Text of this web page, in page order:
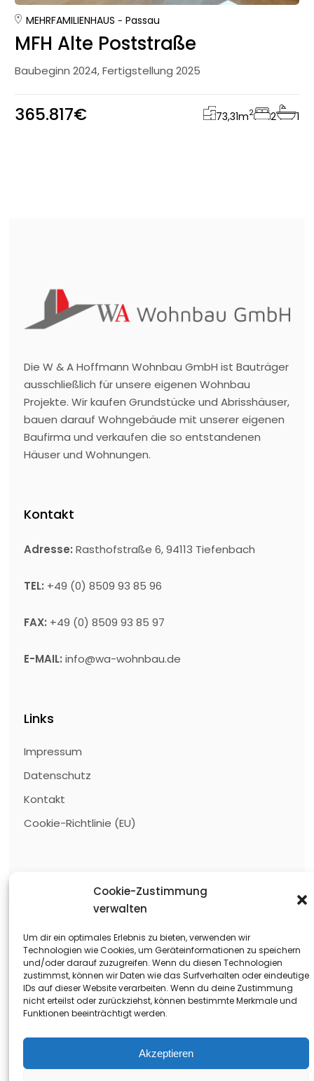
Cookie-Zustimmung
verwalten
Um dir ein optimales Erlebnis zu bieten, verwenden wir
Technologien wie Cookies, um Geräteinformationen zu speichern
und/oder darauf zuzugreifen. Wenn du diesen Technologien
zustimmst, können wir Daten wie das Surfverhalten oder eindeutige
IDs auf dieser Website verarbeiten. Wenn du deine Zustimmung
nicht erteilst oder zurückziehst, können bestimmte Merkmale und
Funktionen beeinträchtigt werden.
Akzeptieren
MEHRFAMILIENHAUS Passau
MFH Alte Poststraße
Baubeginn 2024, Fertigstellung 2025
365.817€ 73,31m2 2 1
Die W & A Hoffmann Wohnbau GmbH ist Bauträger
ausschließlich für unsere eigenen Wohnbau
Projekte. Wir kaufen Grundstücke und Abrisshäuser,
bauen darauf Wohngebäude mit unserer eigenen
Baufirma und verkaufen die so entstandenen
Häuser und Wohnungen.
Kontakt
Adresse: Rasthofstraße 6, 94113 Tiefenbach
TEL: +49 (0) 8509 93 85 96
FAX: +49 (0) 8509 93 85 97
E-MAIL: info@wa-wohnbau.de
Links
Impressum
Datenschutz
Kontakt
Cookie-Richtlinie (EU)
Mieten
In Planung / Im Bau
Immobilien finden